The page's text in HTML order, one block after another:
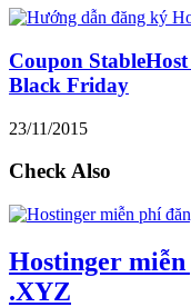
Coupon
Black Friday
23/11/2015
Check Also
Hostinger
.XYZ